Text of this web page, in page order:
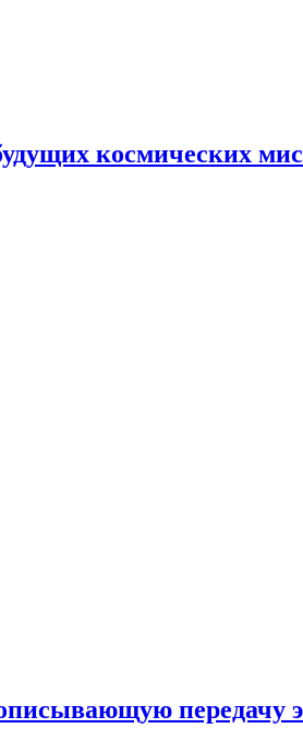
космических
передачу